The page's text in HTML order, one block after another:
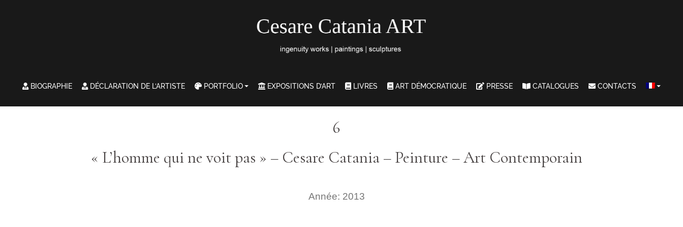
BIOGRAPHIE DÉCLARATION DE L’ARTISTE PORTFOLIO EXPOSITIONS D’ART LIVRES ART DÉMOCRATIQUE PRESSE CATALOGUES CONTACTS
6
« L’homme qui ne voit pas » – Cesare Catania – Peinture – Art Contemporain
Année: 2013